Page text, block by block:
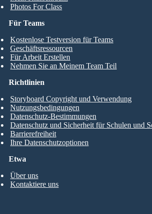
Photos For Class
Für Teams
Kostenlose Testversion für Teams
Geschäftsressourcen
Für Arbeit Erstellen
Nehmen Sie an Meinem Team Teil
Etwa
Über uns
Kontaktiere uns
Richtlinien
Storyboard Copyright und Verwendung
Nutzungsbedingungen
Datenschutz-Bestimmungen
Datenschutz und Sicherheit für Schulen und
Barrierefreiheit
Ihre Datenschutzoptionen